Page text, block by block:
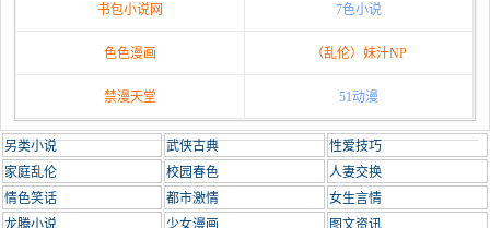
书包小说网 7色小说
色色漫画 （乱伦）妹汁NP
禁漫天堂 51动漫
另类小说 武侠古典
性爱技巧
家庭乱伦
校园春色
人妻交换
情色笑话
都市激情
女生言情
龙腾小说
少女漫画 图文资讯